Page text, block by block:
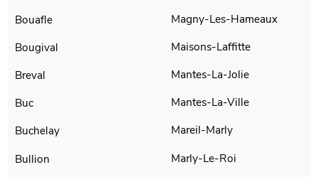
Bouafle
Bougival
Breval
Buc
Buchelay
Bullion
Magny-Les-Hameaux
Maisons-Laffitte
Mantes-La-Jolie
Mantes-La-Ville
Mareil-Marly
Marly-Le-Roi